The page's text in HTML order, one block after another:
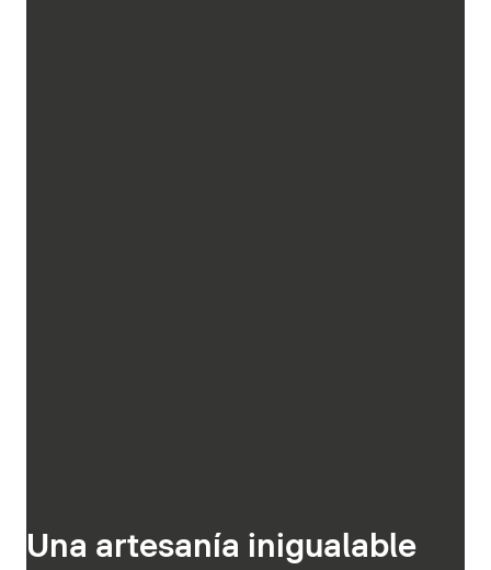
Una artesanía inigualable